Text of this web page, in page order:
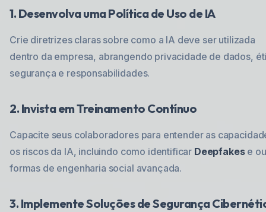
1. Desenvolva uma Política de Uso de IA
Crie diretrizes claras sobre como a IA deve ser utilizada
dentro da empresa, abrangendo privacidade de dados,
segurança e responsabilidades.
2. Invista em Treinamento Contínuo
Capacite seus colaboradores para entender as
os riscos da IA, incluindo como identificar Deepfakese
formas de engenharia social avançada.
3. Implemente Soluções de Segurança